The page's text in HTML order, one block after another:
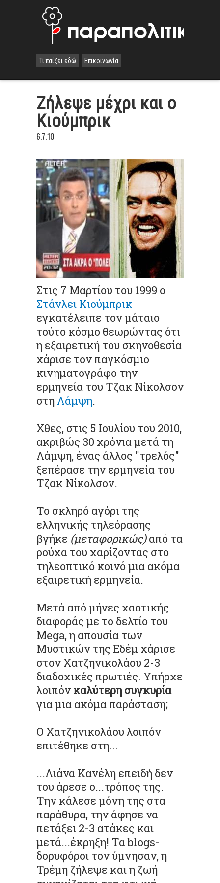
Τι παίζει εδώ Επικοινωνία
Zήλεψε μέχρι και ο
Κιούμπρικ
6.7.10
Στις 7 Μαρτίου του 1999 ο
Στάνλει Κιούμπρικ
εγκατέλειπε τον μάταιο
τούτο κόσμο θεωρώντας ότι
η εξαιρετική του σκηνοθεσία
χάρισε τον παγκόσμιο
κινηματογράφο την
ερμηνεία του Τζακ Νίκολσον
στη Λάμψη.
Χθες, στις 5 Ιουλίου του 2010,
ακριβώς 30 χρόνια μετά τη
Λάμψη, ένας άλλος "τρελός"
ξεπέρασε την ερμηνεία του
Τζακ Νίκολσον.
Το σκληρό αγόρι της
ελληνικής τηλεόρασης
βγήκε (μεταφορικώς)από τα
ρούχα του χαρίζοντας στο
τηλεοπτικό κοινό μια ακόμα
εξαιρετική ερμηνεία.
Μετά από μήνες χαοτικής
διαφοράς με το δελτίο του
Mega, η απουσία των
Μυστικών της Εδέμ χάρισε
στον Χατζηνικολάου 2-3
διαδοχικές πρωτιές. Υπήρχε
λοιπόν καλύτερη συγκυρία
για μια ακόμα παράσταση;
Ο Χατζηνικολάου λοιπόν
επιτέθηκε στη...
...Λιάνα Κανέλη επειδή δεν
του άρεσε ο...τρόπος της.
Την κάλεσε μόνη της στα
παράθυρα, την άφησε να
πετάξει 2-3 ατάκες και
μετά...έκρηξη! Τα blogs-
δορυφόροι τον ύμνησαν, η
Τρέμη ζήλεψε και η ζωή